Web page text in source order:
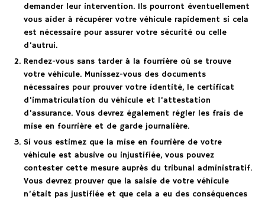
demander leur intervention. Ils pourront éventuellement
vous aider à récupérer votre véhicule rapidement si cela
est nécessaire pour assurer votre sécurité ou celle
d’autrui.
Rendez-vous sans tarder à la fourrière où se trouve
votre véhicule. Munissez-vous des documents
nécessaires pour prouver votre identité, le certificat
d’immatriculation du véhicule et l’attestation
d’assurance. Vous devrez également régler les frais de
mise en fourrière et de garde journalière.
Si vous estimez que la mise en fourrière de votre
véhicule est abusive ou injustifiée, vous pouvez
contester cette mesure auprès du tribunal administratif.
Vous devrez prouver que la saisie de votre véhicule
n’était pas justifiée et que cela a eu des conséquences